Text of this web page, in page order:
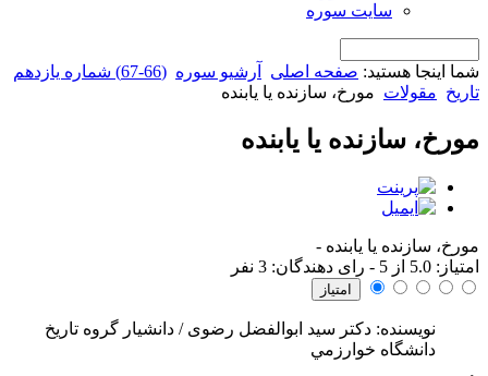
سایت سوره
شما اینجا هستید: صفحه اصلی آرشیو سوره (66-67) شماره یازدهم
تاریخ مقولات مورخ، سازنده یا یابنده
مورخ، سازنده یا یابنده
مورخ، سازنده یا یابنده -
امتياز: 5.0 از 5 - رای دهندگان: 3 نفر
نویسنده: دکتر سید ابوالفضل رضوی / دانشیار گروه تاریخ
دانشگاه خوارزمي